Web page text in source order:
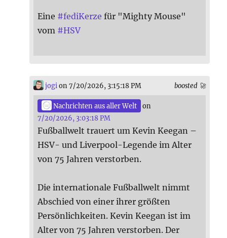
Eine #fediKerze für "Mighty Mouse"
vom #HSV
boosted 🚀
jogi on 7/20/2026, 3:15:18 PM
Nachrichten aus aller Welt
on
7/20/2026, 3:03:18 PM
Fußballwelt trauert um Kevin Keegan –
HSV- und Liverpool-Legende im Alter
von 75 Jahren verstorben.
Die internationale Fußballwelt nimmt
Abschied von einer ihrer größten
Persönlichkeiten. Kevin Keegan ist im
Alter von 75 Jahren verstorben. Der